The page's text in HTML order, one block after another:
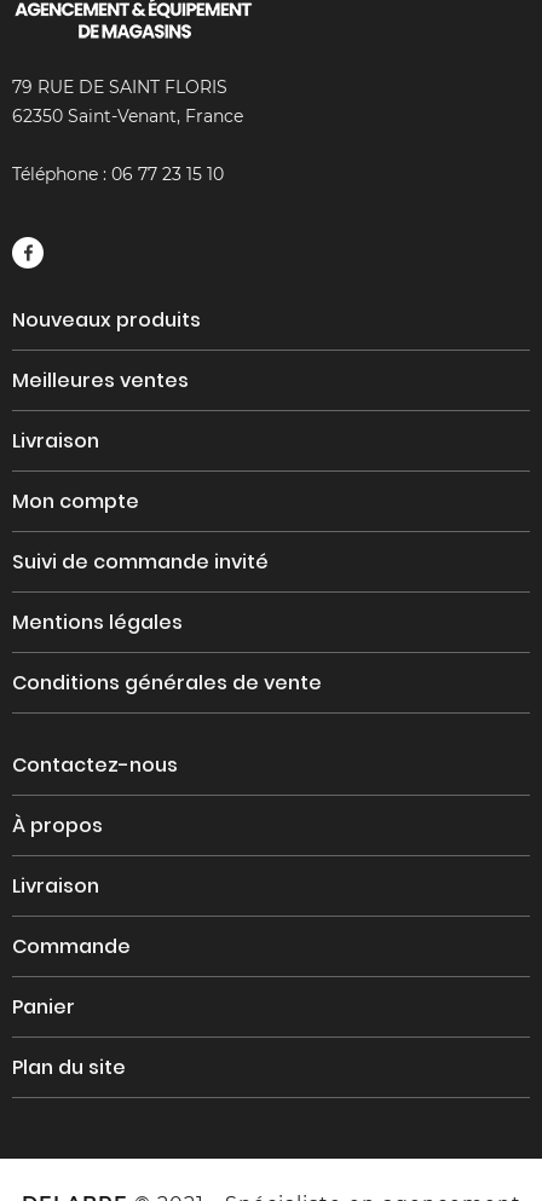
79 RUE DE SAINT FLORIS
62350 Saint-Venant, France
Téléphone : 06 77 23 15 10
Nouveaux produits
Meilleures ventes
Livraison
Mon compte
Suivi de commande invité
Mentions légales
Conditions générales de vente
Contactez-nous
À propos
Livraison
Commande
Panier
Plan du site